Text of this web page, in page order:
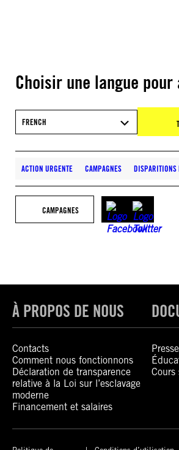
Choisir une langue
FRENCH
ACTION URGENTE CAMPAGNES DISPARITIONS
CAMPAGNES
À PROPOS DE NOUS
Contacts
Comment nous fonctionnons
Déclaration de transparence
relative à la Loi sur l’esclavage
moderne
Financement et salaires
Presse